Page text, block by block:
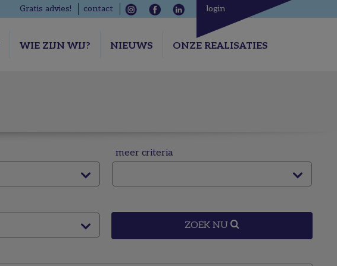
Gratis advies! contact login
WIE ZIJN WIJ? NIEUWS ONZE REALISATIES
meer criteria
ZOEK NU